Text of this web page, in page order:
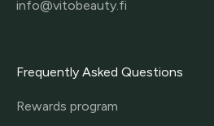
info@vitobeauty.fi
Frequently Asked Questions
Rewards program